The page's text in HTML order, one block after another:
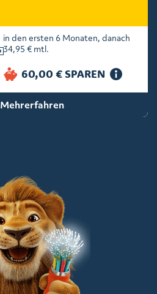
in den ersten 6 Monaten, danach
34,95 € mtl.
Mehrerfahren